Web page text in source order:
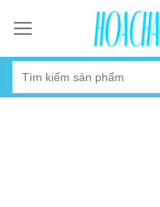
content